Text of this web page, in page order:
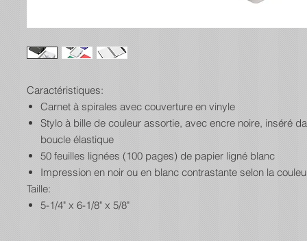
Caractéristiques:
Carnet à spirales avec couverture en vinyle
Stylo à bille de couleur assortie, avec encre noire, inséré
boucle élastique
50 feuilles lignées (100 pages) de papier ligné blanc
Impression en noir ou en blanc contrastante selon la
Taille:
5-1/4" x 6-1/8" x 5/8"